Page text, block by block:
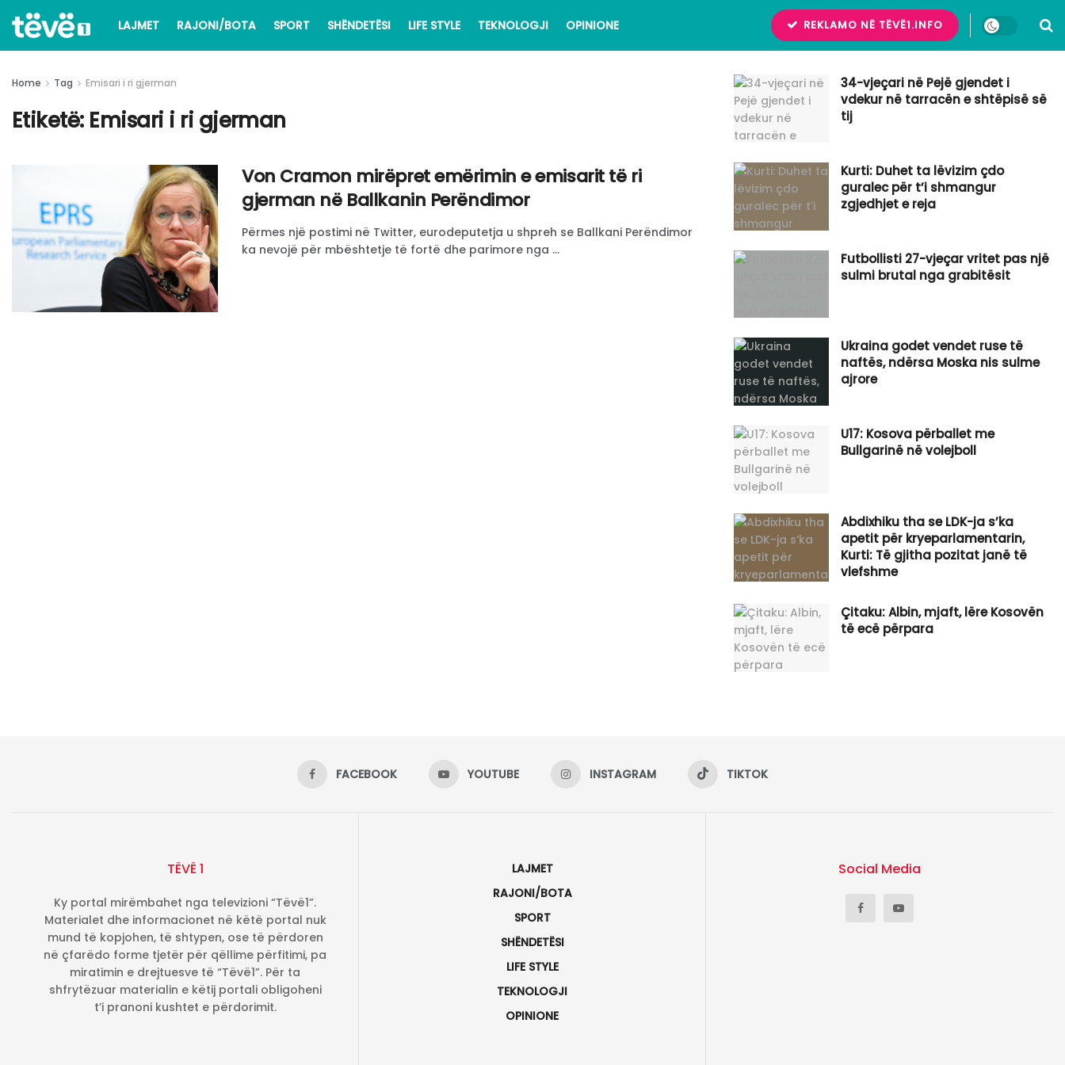
LAJMET RAJONI/BOTA SPORT SHËNDETËSI LIFE STYLE TEKNOLOGJI OPINIONE REKLAMO NË TËVË1.INFO
Home Tag Emisari i ri gjerman
Etiketë: Emisari i ri gjerman
Von Cramon mirëpret emërimin e emisarit të ri
gjerman në Ballkanin Perëndimor
Përmes një postimi në Twitter, eurodeputetja u shpreh se Ballkani Perëndimor
ka nevojë për mbështetje të fortë dhe parimore nga ...
34-vjeçari në Pejë gjendet i
vdekur në tarracën e shtëpisë së
tij
Kurti: Duhet ta lëvizim çdo
guralec për t’i shmangur
zgjedhjet e reja
Futbollisti 27-vjeçar vritet pas një
sulmi brutal nga grabitësit
Ukraina godet vendet ruse të
naftës, ndërsa Moska nis sulme
ajrore
U17: Kosova përballet me
Bullgarinë në volejboll
Abdixhiku tha se LDK-ja s’ka
apetit për kryeparlamentarin,
Kurti: Të gjitha pozitat janë të
vlefshme
Çitaku: Albin, mjaft, lëre Kosovën
të ecë përpara
FACEBOOK YOUTUBE INSTAGRAM TIKTOK
TËVË 1
Ky portal mirëmbahet nga televizioni “Tëvë1”.
Materialet dhe informacionet në këtë portal nuk
mund të kopjohen, të shtypen, ose të përdoren
në çfarëdo forme tjetër për qëllime përfitimi, pa
miratimin e drejtuesve të “Tëvë1”. Për ta
shfrytëzuar materialin e këtij portali obligoheni
t’i pranoni kushtet e përdorimit.
LAJMET
RAJONI/BOTA
SPORT
SHËNDETËSI
LIFE STYLE
TEKNOLOGJI
OPINIONE
Social Media